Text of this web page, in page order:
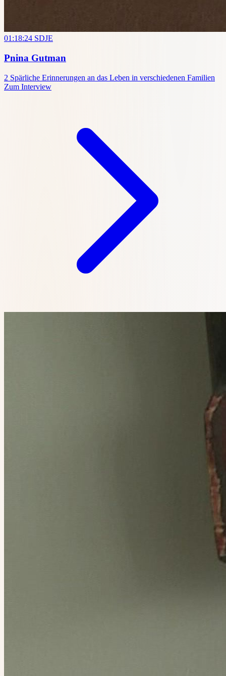
01:18:24 SDJE
Pnina Gutman
2 Spärliche Erinnerungen an das Leben in verschiedenen Familien
Zum Interview